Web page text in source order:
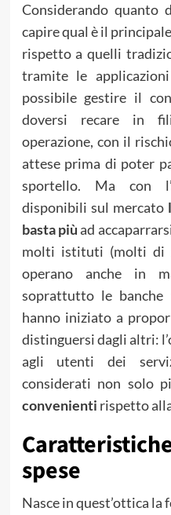
Considerando
capire qual è il
rispetto a quelli
tramite le
possibile gestire il
doversi recare in
operazione, con il
attese prima di poter
sportello. Ma con
disponibili sul mercato
basta piùad
molti istituti (molti di
operano anche in
soprattutto le banche
hanno iniziato a
distinguersi dagli altri:
agli utenti dei
considerati non solo
convenienti rispetto
spese
Nasce in quest’ottica la